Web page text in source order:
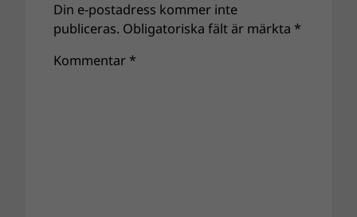
Din e-postadress kommer inte
publiceras. Obligatoriska fält är märkta *
Kommentar *